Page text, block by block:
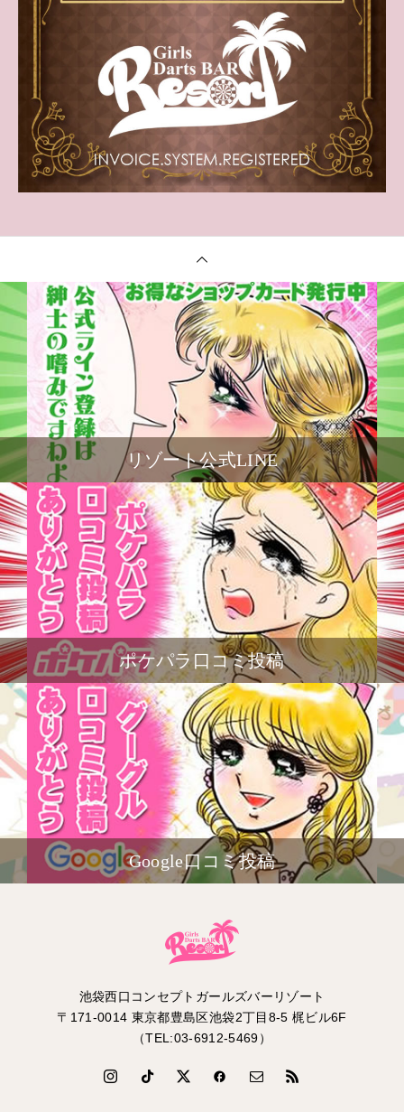
リゾート公式LINE
ポケパラ口コミ投稿
Google口コミ投稿
池袋西口コンセプトガールズバーリゾート
〒171-0014 東京都豊島区池袋2丁目8-5 梶ビル6F
（TEL:03-6912-5469）